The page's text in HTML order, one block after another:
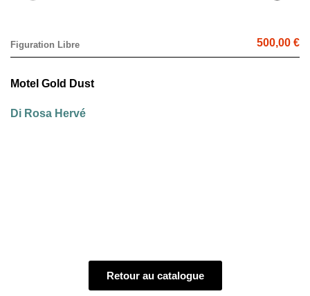
Figuration Libre 500,00 €
Motel Gold Dust
Di Rosa Hervé
Retour au catalogue